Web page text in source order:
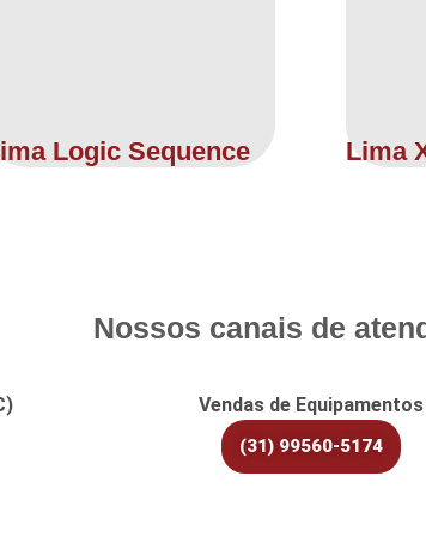
Logic Sequence Lima
Nossos canais de
Vendas de Equipamentos
(31) 99560-5174